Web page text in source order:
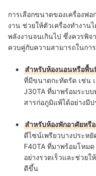
การเลือกขนาดของเครื่องฟ
งาน ช่วยให้ตัวเครื่องทำงาน
พลังงานจนเกินไป ซึ่งควรพิ
ควบคู่กับความสามารถในกา
สำหรับห้องนอนหรือพื้
ที่มีขนาดกะทัดรัด เช่น
J30TA ที่มาพร้อมระบ
สารก่อภูมิแพ้ได้อย่างมี
สำหรับห้องพักอาศัยห
ดีไซน์เพรียวบางประห
F40TA ที่มาพร้อมโหมด
อย่างรวดเร็วและช่วย
ดีขึ้น